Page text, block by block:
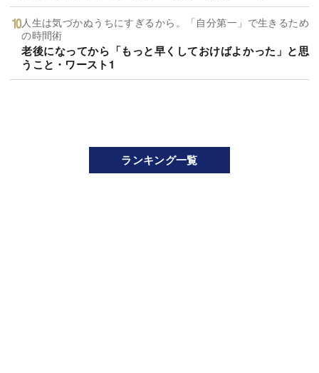
人生は気づかぬうちにすぎるから。「自分第一」で生きるため
の時間術
老後になってから「もっと早くしておけばよかった」と思
うこと・ワースト1
ランキング一覧